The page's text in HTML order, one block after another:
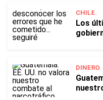
CHILE.
Los
DINERO.